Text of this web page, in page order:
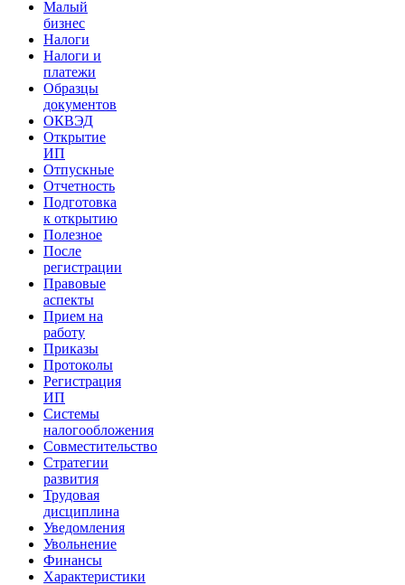
Малый
бизнес
Налоги
Налоги и
платежи
Образцы
документов
ОКВЭД
Открытие
ИП
Отпускные
Отчетность
Подготовка
к открытию
Полезное
После
регистрации
Правовые
аспекты
Прием на
работу
Приказы
Протоколы
Регистрация
ИП
Системы
налогообложения
Совместительство
Стратегии
развития
Трудовая
дисциплина
Уведомления
Увольнение
Финансы
Характеристики